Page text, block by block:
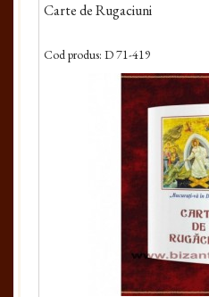
Carte de Rugaciuni
Cod produs: D 71-419